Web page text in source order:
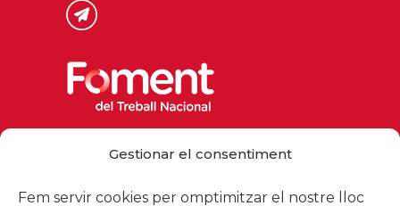
Gestionar el consentiment
Fem servir cookies per omptimitzar el nostre lloc
foment@foment.com